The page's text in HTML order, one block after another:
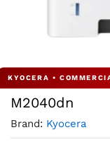
M2040dn
Brand: Kyocera